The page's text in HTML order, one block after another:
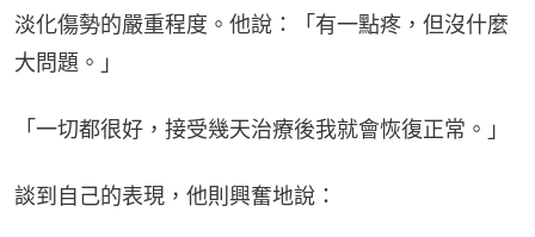
淡化傷勢的嚴重程度。他說：「有一點疼，但沒什麼
大問題。」
「一切都很好，接受幾天治療後我就會恢復正常。」
談到自己的表現，他則興奮地說：